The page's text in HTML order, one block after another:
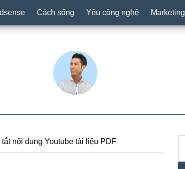
Cách sống Yêu công nghệ Marketing
nội dung Youtube tài liệu PDF